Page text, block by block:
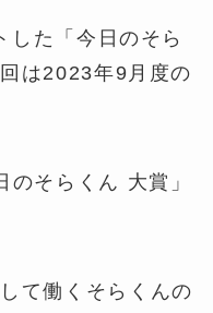
た「今日のそら
は2023年9月度の
そらくん 大賞」
て働くそらくんの